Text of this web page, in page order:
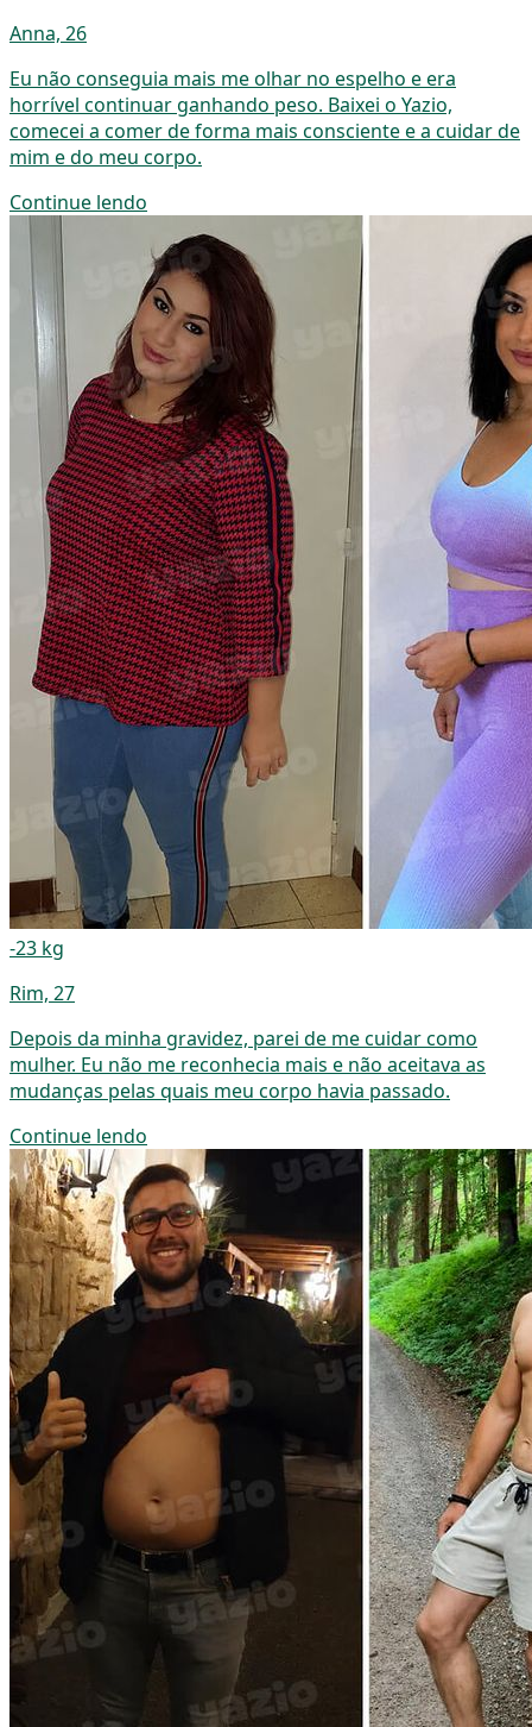
Anna, 26
Eu não conseguia mais me olhar no espelho e era
horrível continuar ganhando peso. Baixei o Yazio,
comecei a comer de forma mais consciente e a cuidar de
mim e do meu corpo.
Continue lendo
-23 kg
Rim, 27
Depois da minha gravidez, parei de me cuidar como
mulher. Eu não me reconhecia mais e não aceitava as
mudanças pelas quais meu corpo havia passado.
Continue lendo